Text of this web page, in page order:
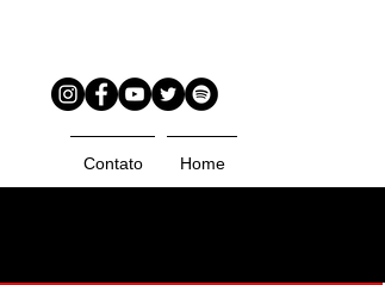
Contato Home